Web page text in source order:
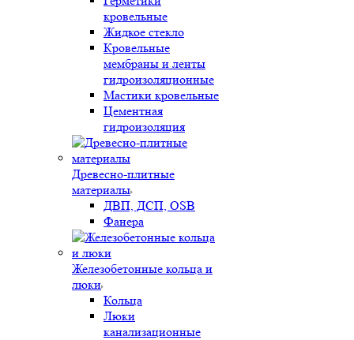
кровельные
Жидкое стекло
Кровельные
мембраны и ленты
гидроизоляционные
Мастики кровельные
Цементная
гидроизоляция
Древесно-плитные
материалы
ДВП, ДСП, OSB
Фанера
Железобетонные кольца и
люки
Кольца
Люки
канализационные